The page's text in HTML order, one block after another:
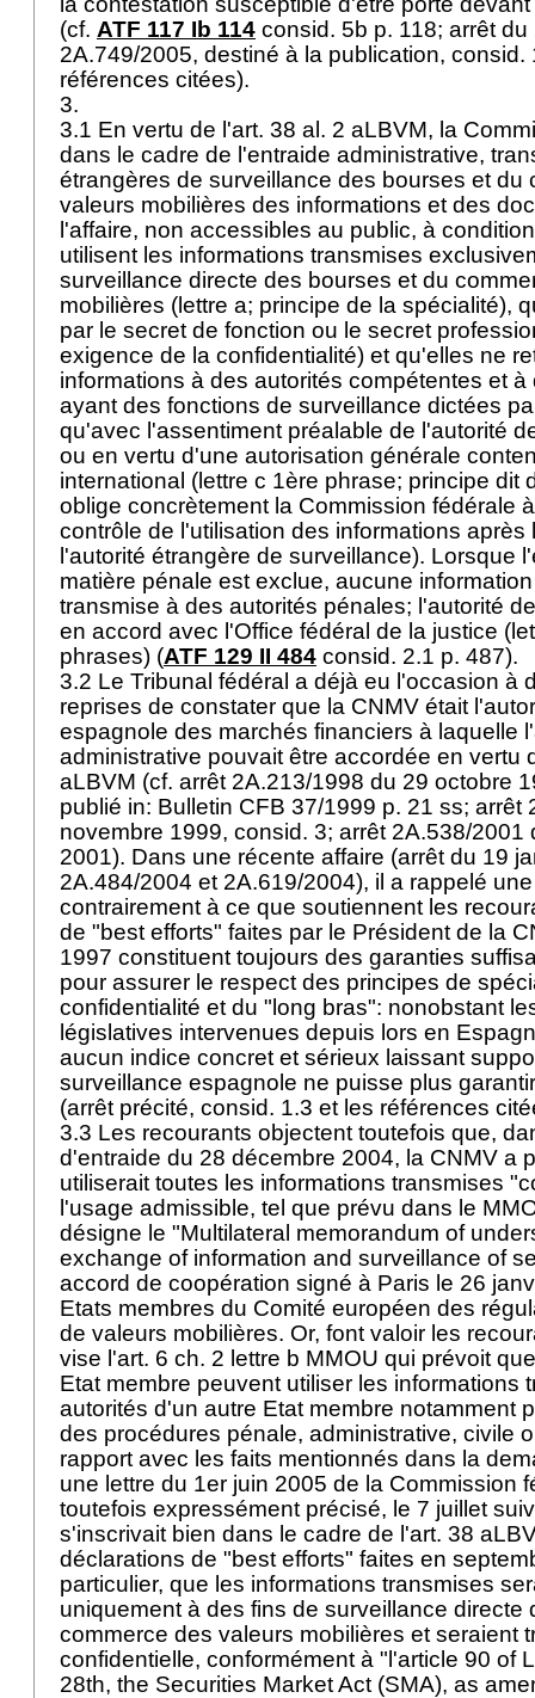
(cf. ATF 117 Ib 114 consid. 5b p. 118; arrêt
2A.749/2005, destiné à la publication, consid.
références citées).
3.
3.1 En vertu de l'art. 38 al. 2 aLBVM, la
dans le cadre de l'entraide administrative,
étrangères de surveillance des bourses et du
valeurs mobilières des informations et des
l'affaire, non accessibles au public, à
utilisent les informations transmises
surveillance directe des bourses et du
mobilières (lettre a; principe de la spécialité),
par le secret de fonction ou le secret
exigence de la confidentialité) et qu'elles ne
informations à des autorités compétentes et
ayant des fonctions de surveillance dictées
qu'avec l'assentiment préalable de l'autorité
ou en vertu d'une autorisation générale
international (lettre c 1ère phrase; principe dit
oblige concrètement la Commission fédérale
contrôle de l'utilisation des informations après
l'autorité étrangère de surveillance). Lorsque
matière pénale est exclue, aucune
transmise à des autorités pénales; l'autorité
en accord avec l'Office fédéral de la justice
phrases) (ATF 129 II 484 consid. 2.1 p. 487).
3.2 Le Tribunal fédéral a déjà eu l'occasion à
reprises de constater que la CNMV était
espagnole des marchés financiers à laquelle
administrative pouvait être accordée en vertu
aLBVM (cf. arrêt 2A.213/1998 du 29 octobre
publié in: Bulletin CFB 37/1999 p. 21 ss; arrêt
novembre 1999, consid. 3; arrêt 2A.538/2001
2001). Dans une récente affaire (arrêt du 19
2A.484/2004 et 2A.619/2004), il a rappelé
contrairement à ce que soutiennent les
de "best efforts" faites par le Président de la
1997 constituent toujours des garanties
pour assurer le respect des principes de
confidentialité et du "long bras": nonobstant
législatives intervenues depuis lors en
aucun indice concret et sérieux laissant
surveillance espagnole ne puisse plus
(arrêt précité, consid. 1.3 et les références
3.3 Les recourants objectent toutefois que,
d'entraide du 28 décembre 2004, la CNMV a
utiliserait toutes les informations transmises
l'usage admissible, tel que prévu dans le
désigne le "Multilateral memorandum of
exchange of information and surveillance of
accord de coopération signé à Paris le 26
Etats membres du Comité européen des
de valeurs mobilières. Or, font valoir les
vise l'art. 6 ch. 2 lettre b MMOU qui prévoit
Etat membre peuvent utiliser les informations
autorités d'un autre Etat membre notamment
des procédures pénale, administrative, civile
rapport avec les faits mentionnés dans la
une lettre du 1er juin 2005 de la Commission
toutefois expressément précisé, le 7 juillet
s'inscrivait bien dans le cadre de l'art. 38
déclarations de "best efforts" faites en
particulier, que les informations transmises
uniquement à des fins de surveillance directe
commerce des valeurs mobilières et seraient
confidentielle, conformément à "l'article 90 of
28th, the Securities Market Act (SMA), as